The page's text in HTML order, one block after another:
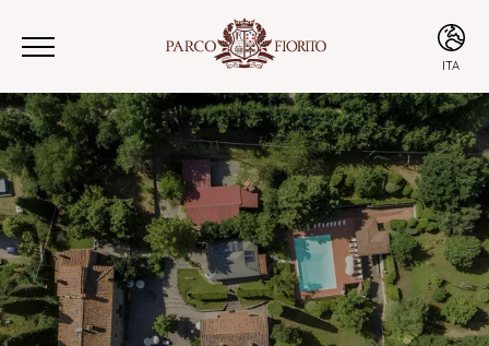
ITA
ITA
ENG